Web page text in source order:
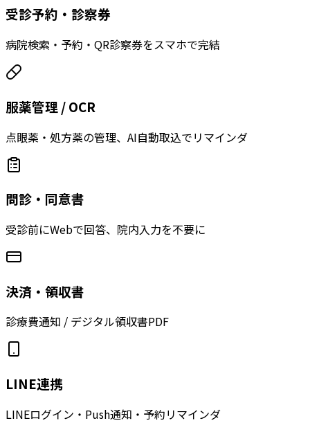
受診予約・診察券
病院検索・予約・QR診察券をスマホで完結
服薬管理 / OCR
点眼薬・処方薬の管理、AI自動取込でリマインダ
問診・同意書
受診前にWebで回答、院内入力を不要に
決済・領収書
診療費通知 / デジタル領収書PDF
LINE連携
LINEログイン・Push通知・予約リマインダ